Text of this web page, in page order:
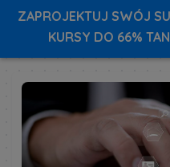
ZAPROJEKTUJ SWÓJ
KURSY DO 66%